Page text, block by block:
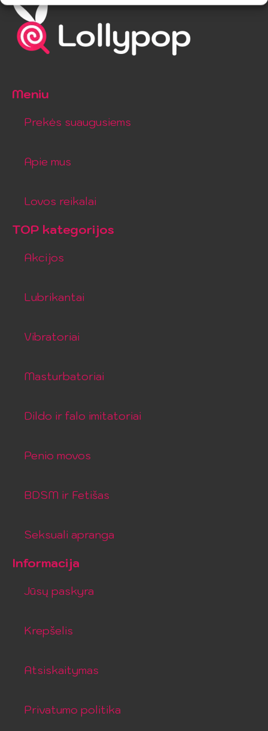
Meniu
Prekės suaugusiems
Apie mus
Lovos reikalai
TOP kategorijos
Akcijos
Lubrikantai
Vibratoriai
Masturbatoriai
Dildo ir falo imitatoriai
Penio movos
BDSM ir Fetišas
Seksuali apranga
Informacija
Jūsų paskyra
Krepšelis
Atsiskaitymas
Privatumo politika